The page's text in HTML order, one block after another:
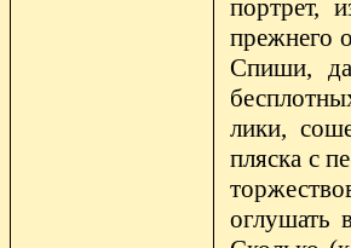
портрет,
прежнего
Спиши,
лики,
пляска с
оглушать